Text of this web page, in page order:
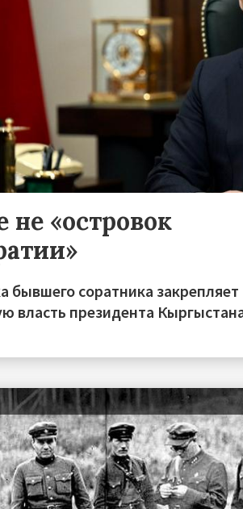
не «островок
бывшего соратника закрепляет
власть президента